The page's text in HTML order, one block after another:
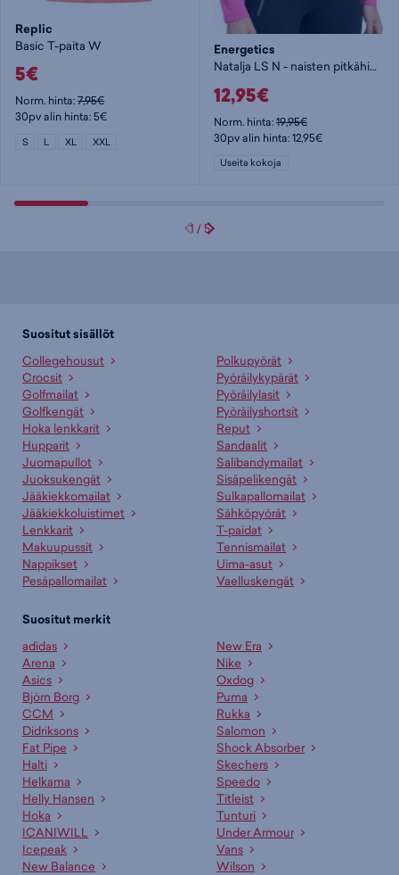
Replic
Basic T-paita W
5€
Norm. hinta:7,95€
30pv alin hinta: 5€
S L XL XXL
Energetics
Natalja LS N - naisten pitkähihainen paita
12,95€
Norm. hinta:19,95€
30pv alin hinta: 12,95€
Useita kokoja
1 /5
Suositut sisällöt
Collegehousut
Crocsit
Golfmailat
Golfkengät
Hoka lenkkarit
Hupparit
Juomapullot
Juoksukengät
Jääkiekkomailat
Jääkiekkoluistimet
Lenkkarit
Makuupussit
Nappikset
Pesäpallomailat
Polkupyörät
Pyöräilykypärät
Pyöräilylasit
Pyöräilyshortsit
Reput
Sandaalit
Salibandymailat
Sisäpelikengät
Sulkapallomailat
Sähköpyörät
T-paidat
Tennismailat
Uima-asut
Vaelluskengät
Suositut merkit
adidas
Arena
Asics
Björn Borg
CCM
Didriksons
Fat Pipe
Halti
Helkama
Helly Hansen
Hoka
ICANIWILL
Icepeak
New Balance
New Era
Nike
Oxdog
Puma
Rukka
Salomon
Shock Absorber
Skechers
Speedo
Titleist
Tunturi
Under Armour
Vans
Wilson